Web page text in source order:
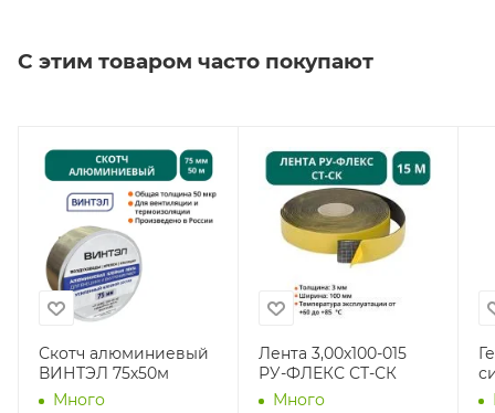
С этим товаром часто покупают
Скотч алюминиевый
ВИНТЭЛ 75х50м
Много
Лента 3,00х100-015
РУ-ФЛЕКС СТ-СК
Много